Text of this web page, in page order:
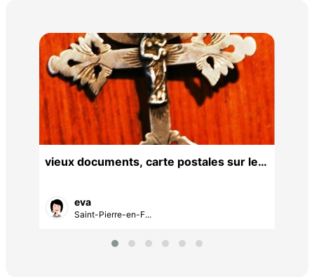
vieux documents, carte postales sur le
eva
Saint-Pierre-en-F...